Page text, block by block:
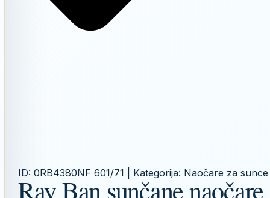
ID: 0RB4380NF 601/71 | Kategorija: Naočare za sunce
Ray Ban sunčane naočare